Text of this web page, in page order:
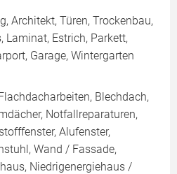
Architekt, Türen, Trockenbau,
Laminat, Estrich, Parkett,
Garage, Wintergarten
Blechdach,
Notfallreparaturen,
Alufenster,
Wand / Fassade,
Niedrigenergiehaus /